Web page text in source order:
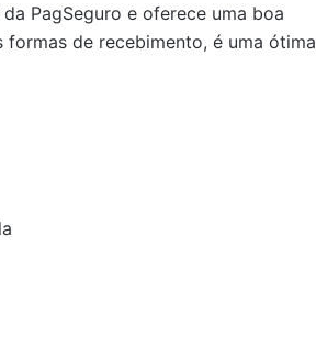
PagSeguro e oferece uma boa
de recebimento, é uma ótima